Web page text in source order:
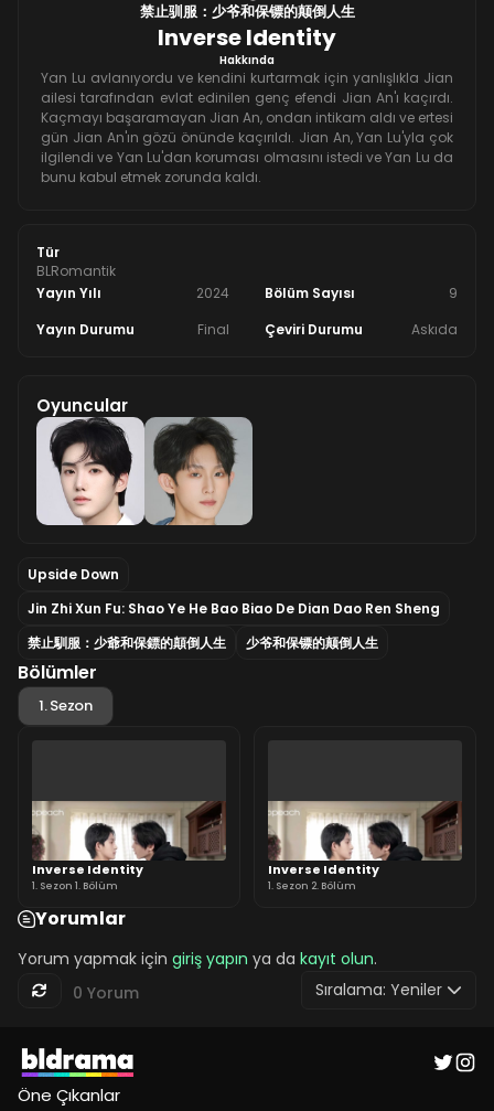
Inverse Identity
禁止驯服：少爷和保镖的颠倒人生
Hakkında
Yan Lu avlanıyordu ve kendini kurtarmak için yanlışlıkla Jian
ailesi tarafından evlat edinilen genç efendi Jian An'ı kaçırdı.
Kaçmayı başaramayan Jian An, ondan intikam aldı ve ertesi
gün Jian An'ın gözü önünde kaçırıldı. Jian An, Yan Lu'yla çok
ilgilendi ve Yan Lu'dan koruması olmasını istedi ve Yan Lu da
bunu kabul etmek zorunda kaldı.
Tür
BLRomantik
Yayın Yılı
2024 Bölüm Sayısı
9
Yayın Durumu
Final Çeviri Durumu Askıda
Oyuncular
Upside Down
Jin Zhi Xun Fu: Shao Ye He Bao Biao De Dian Dao Ren Sheng
禁止馴服：少爺和保鏢的顛倒人生
少爷和保镖的颠倒人生
Bölümler
1. Sezon
Inverse Identity
1. Sezon 1. Bölüm
Inverse Identity
1. Sezon 2. Bölüm
Yorumlar
Yorum yapmak için giriş yapın ya da kayıt olun.
0 Yorum
Sıralama: Yeniler
Öne Çıkanlar